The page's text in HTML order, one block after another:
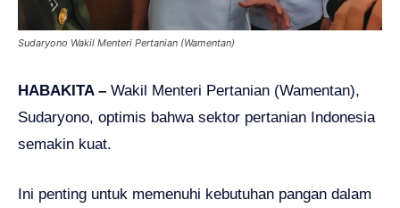
Sudaryono Wakil Menteri Pertanian (Wamentan)
HABAKITA – Wakil Menteri Pertanian (Wamentan),
Sudaryono, optimis bahwa sektor pertanian Indonesia
semakin kuat.
Ini penting untuk memenuhi kebutuhan pangan dalam